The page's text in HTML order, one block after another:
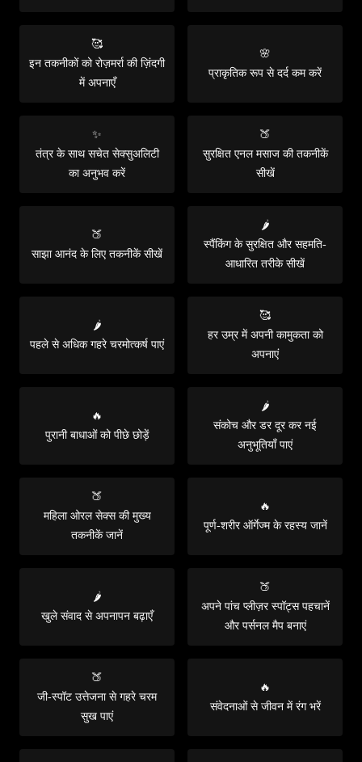
🥰
इन तकनीकों को रोज़मर्रा की ज़िंदगी
में अपनाएँ
🌸
प्राकृतिक रूप से दर्द कम करें
✨
तंत्र के साथ सचेत सेक्सुअलिटी
का अनुभव करें
🍑
सुरक्षित एनल मसाज की तकनीकें
सीखें
🍑
साझा आनंद के लिए तकनीकें सीखें
🌶️
स्पैंकिंग के सुरक्षित और सहमति-
आधारित तरीके सीखें
🌶️
पहले से अधिक गहरे चरमोत्कर्ष पाएं
🥰
हर उम्र में अपनी कामुकता को
अपनाएं
🔥
पुरानी बाधाओं को पीछे छोड़ें
🌶️
संकोच और डर दूर कर नई
अनुभूतियाँ पाएं
🍑
महिला ओरल सेक्स की मुख्य
तकनीकें जानें
🔥
पूर्ण-शरीर ऑर्गेज्म के रहस्य जानें
🌶️
खुले संवाद से अपनापन बढ़ाएँ
🍑
अपने पांच प्लीज़र स्पॉट्स पहचानें
और पर्सनल मैप बनाएं
🍑
जी-स्पॉट उत्तेजना से गहरे चरम
सुख पाएं
🔥
संवेदनाओं से जीवन में रंग भरें